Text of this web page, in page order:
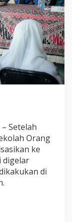
Setelah
Orang
ke
digelar
di